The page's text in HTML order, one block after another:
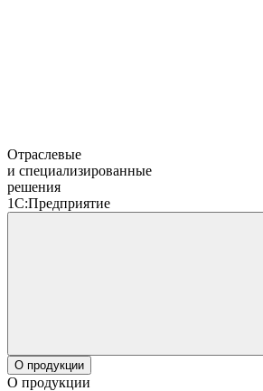
Отраслевые
и специализированные
решения
1С:Предприятие
О продукции
О продукции